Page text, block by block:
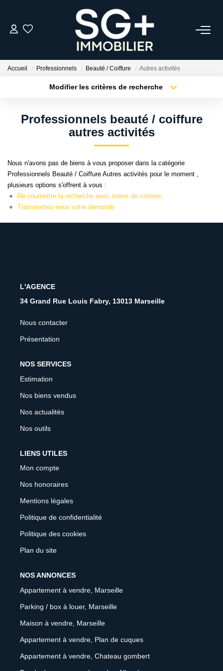
GESTION
L'AGENCE
ACTUALITÉS
Accueil Professionnels Beauté / Coiffure Autres activités
Modifier les critères de recherche
Type de bien
Surface min
Créer une alerte
Professionnels beauté / coiffure
autres activités
Nous n'avons pas de biens à vous proposer dans la catégorie
Professionnels Beauté / Coiffure Autres activités pour le moment ,
plusieurs options s'offrent à vous :
Re-soumettre la recherche avec moins de critères.
Transmettez-nous votre demande
L'AGENCE
34 Grand Rue Louis Fabry, 13013 Marseille
Nous contacter
Présentation
NOS SERVICES
Estimation
Nos biens vendus
Nos actualités
Nos outils
LIENS UTILES
Mon compte
Nos honoraires
Mentions légales
Politique de confidentialité
Politique des cookies
Plan du site
NOS ANNONCES
Appartement à vendre, Marseille
Parking / box à louer, Marseille
Maison à vendre, Marseille
Appartement à vendre, Plan de cuques
Appartement à vendre, Chateau gombert